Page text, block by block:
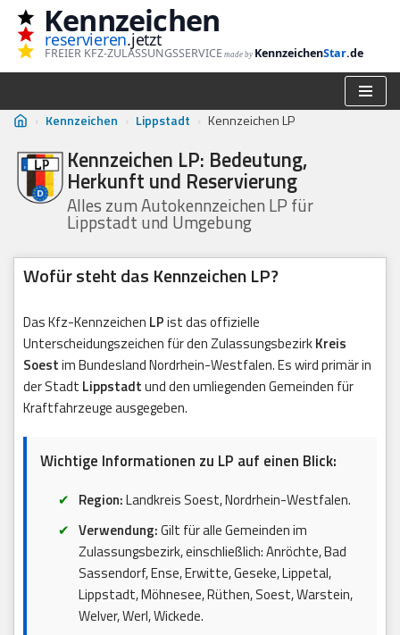
Zum
Inhalt
Kennzeichen
reservieren.jetzt
FREIER KFZ-ZULASSUNGSSERVICE made by KennzeichenStar.de
› Kennzeichen › Lippstadt › Kennzeichen LP
Kennzeichen LP: Bedeutung,
Herkunft und Reservierung
Alles zum Autokennzeichen LP für
Lippstadt und Umgebung
Wofür steht das Kennzeichen LP?
Das Kfz-Kennzeichen LPist das offizielle
Unterscheidungszeichen für den ZulassungsbezirkKreis
Soestim Bundesland Nordrhein-Westfalen. Es wird primär in
der Stadt Lippstadtund den umliegenden Gemeinden für
Kraftfahrzeuge ausgegeben.
Wichtige Informationen zu LP auf einen Blick:
Region:Landkreis Soest, Nordrhein-Westfalen.
Verwendung:Gilt für alle Gemeinden im
Zulassungsbezirk, einschließlich: Anröchte, Bad
Sassendorf, Ense, Erwitte, Geseke, Lippetal,
Lippstadt, Möhnesee, Rüthen, Soest, Warstein,
Welver, Werl, Wickede.